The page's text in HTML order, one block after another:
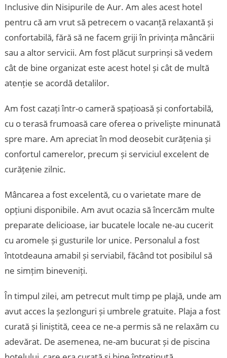
Inclusive din Nisipurile de Aur. Am ales acest hotel
pentru că am vrut să petrecem o vacanță relaxantă și
confortabilă, fără să ne facem griji în privința mâncării
sau a altor servicii. Am fost plăcut surprinși să vedem
cât de bine organizat este acest hotel și cât de multă
atenție se acordă detalilor.
Am fost cazați într-o cameră spațioasă și confortabilă,
cu o terasă frumoasă care oferea o priveliște minunată
spre mare. Am apreciat în mod deosebit curățenia și
confortul camerelor, precum și serviciul excelent de
curățenie zilnic.
Mâncarea a fost excelentă, cu o varietate mare de
opțiuni disponibile. Am avut ocazia să încercăm multe
preparate delicioase, iar bucatele locale ne-au cucerit
cu aromele și gusturile lor unice. Personalul a fost
întotdeauna amabil și serviabil, făcând tot posibilul să
ne simțim bineveniți.
În timpul zilei, am petrecut mult timp pe plajă, unde am
avut acces la șezlonguri și umbrele gratuite. Plaja a fost
curată și liniștită, ceea ce ne-a permis să ne relaxăm cu
adevărat. De asemenea, ne-am bucurat și de piscina